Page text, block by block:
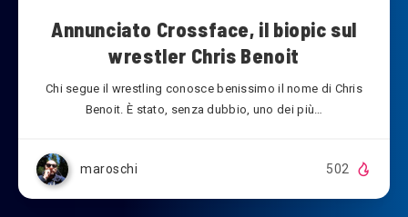
Annunciato Crossface, il biopic sul
wrestler Chris Benoit
Chi segue il wrestling conosce benissimo il nome di Chris
Benoit. È stato, senza dubbio, uno dei più…
maroschi 502